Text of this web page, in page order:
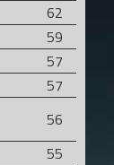
62
59
57
57
56
55